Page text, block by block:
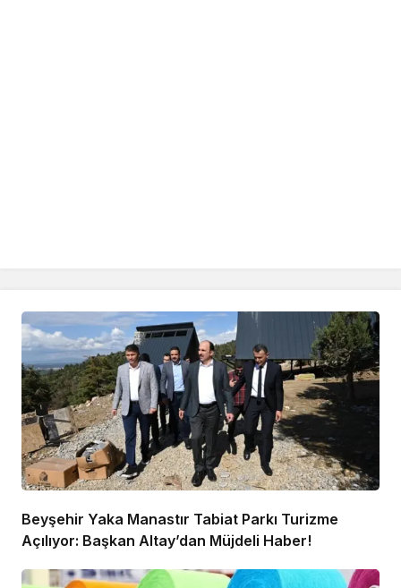
Beyşehir Yaka Manastır Tabiat Parkı Turizme
Açılıyor: Başkan Altay’dan Müjdeli Haber!